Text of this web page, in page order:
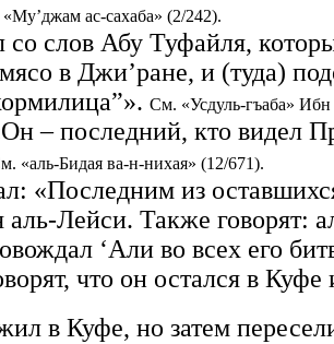
ас-сахаба» (2/242).
со слов Абу Туфайля,
мясо в Джи’ране, и (туда)
См. «Усдуль-гъаба»
– последний, кто видел
«аль-Бидая ва-н-нихая» (12/671).
«Последним из
Лейси. Также говорят:
‘Али во всех его
что он остался в
в Куфе, но затем